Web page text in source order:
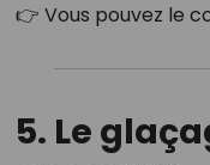
👉 Vous pouvez le
5. Le